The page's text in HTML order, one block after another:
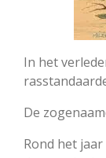
In het
De
Rond het